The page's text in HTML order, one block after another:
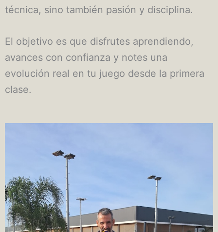
técnica, sino también pasión y disciplina.
El objetivo es que disfrutes aprendiendo,
avances con confianza y notes una
evolución real en tu juego desde la primera
clase.